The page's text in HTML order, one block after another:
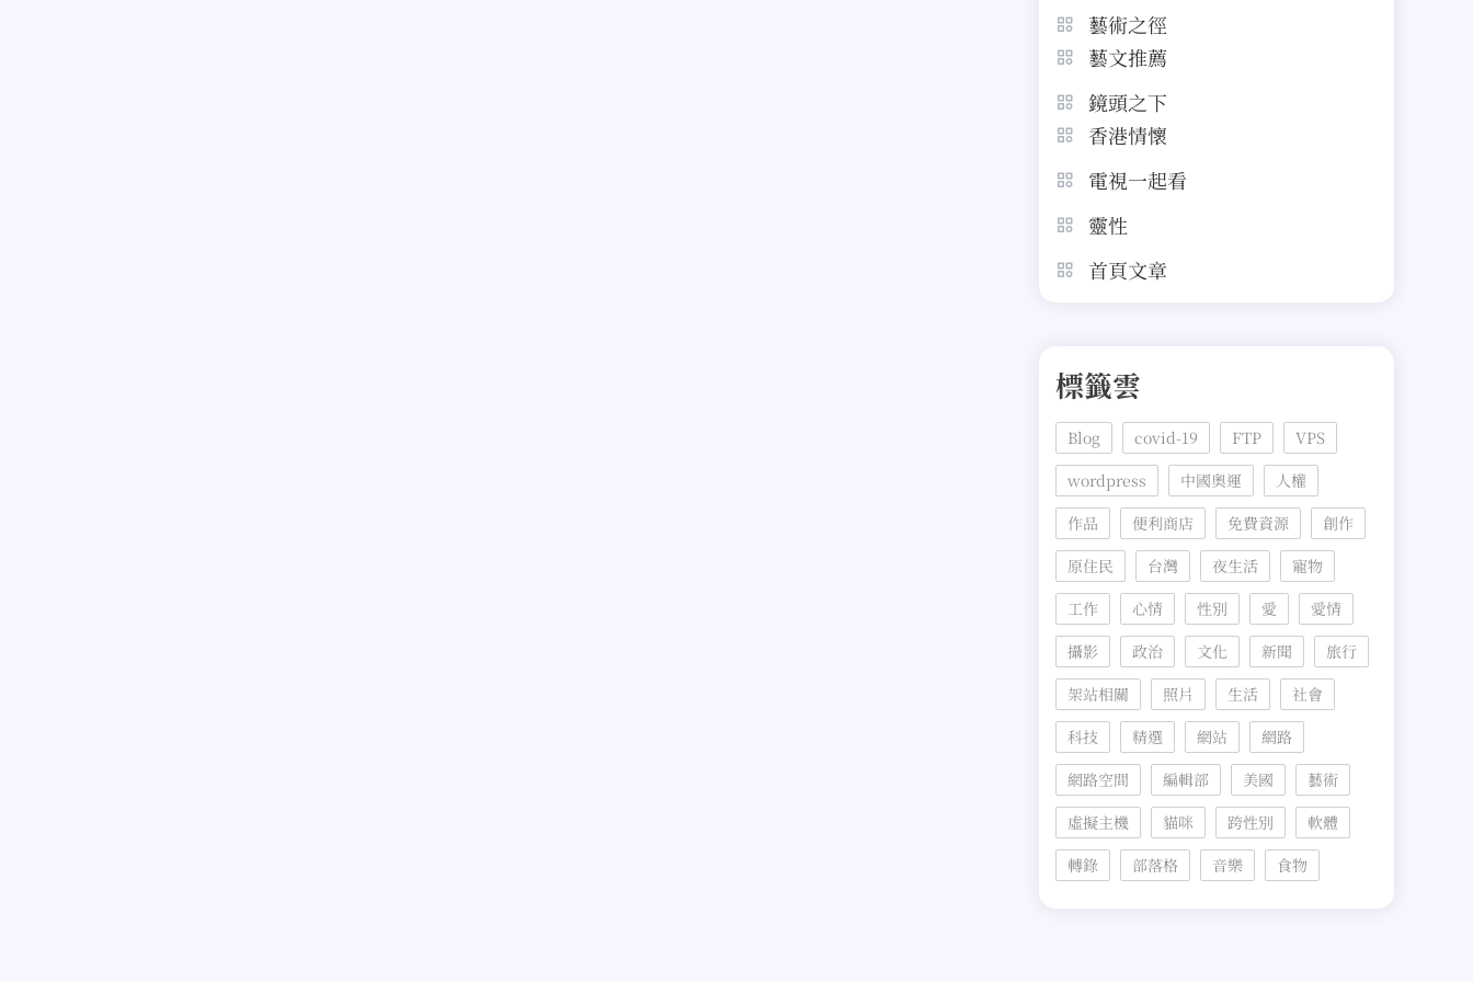
藝術之徑
藝文推薦
鏡頭之下
香港情懷
電視一起看
靈性
首頁文章
標籤雲
Blog covid-19 FTP
VPS
wordpress
中國奧運
人權
作品
便利商店 免費資源
創作
原住民
台灣 夜生活
寵物
工作
心情 性別 愛
愛情
攝影
政治 文化 新聞
旅行
架站相關
照片 生活
社會
科技
精選 網站
網路
網路空間
編輯部 美國
藝術
虛擬主機
貓咪 跨性別
軟體
轉錄
部落格 音樂 食物